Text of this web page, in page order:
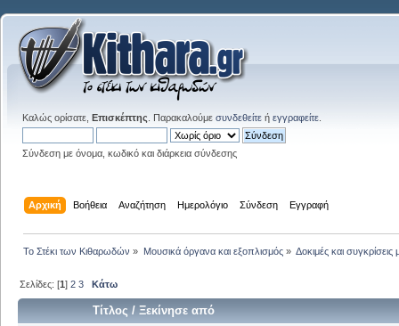
Καλώς ορίσατε, Επισκέπτης . Παρακαλούμε συνδεθείτε ή εγγραφείτε
Σύνδεση με όνομα, κωδικό και διάρκεια σύνδεσης
Αρχική Βοήθεια Αναζήτηση Ημερολόγιο Σύνδεση Εγγραφή
Το Στέκι των Κιθαρωδών » Μουσικά όργανα και εξοπλισμός» Δοκιμές και
Σελίδες: [1]2 3 Κάτω
Τίτλος /Ξεκίνησε από